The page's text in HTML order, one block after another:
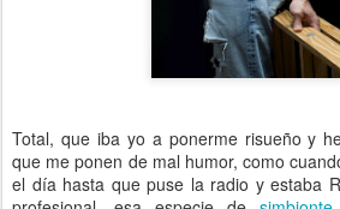
Total, que iba yo a ponerme risueño y
que me ponen de mal humor, como
el día hasta que puse la radio y estaba